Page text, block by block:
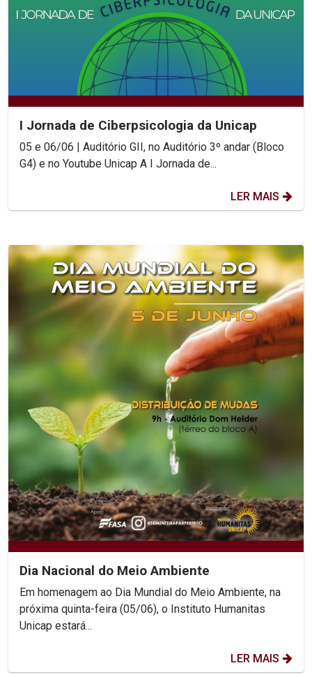
I Jornada de Ciberpsicologia da Unicap
05 e 06/06 | Auditório GII, no Auditório 3º andar (Bloco
G4) e no Youtube Unicap A I Jornada de...
LER MAIS
Dia Nacional do Meio Ambiente
Em homenagem ao Dia Mundial do Meio Ambiente, na
próxima quinta-feira (05/06), o Instituto Humanitas
Unicap estará...
LER MAIS